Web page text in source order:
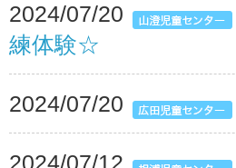
2024/07/20
練体験☆
2024/07/20
2024/07/12